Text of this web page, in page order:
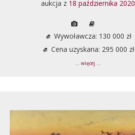
aukcja z 18 października 2020
Wywoławcza: 130 000 zł
Cena uzyskana: 295 000 zł
... więcej ...